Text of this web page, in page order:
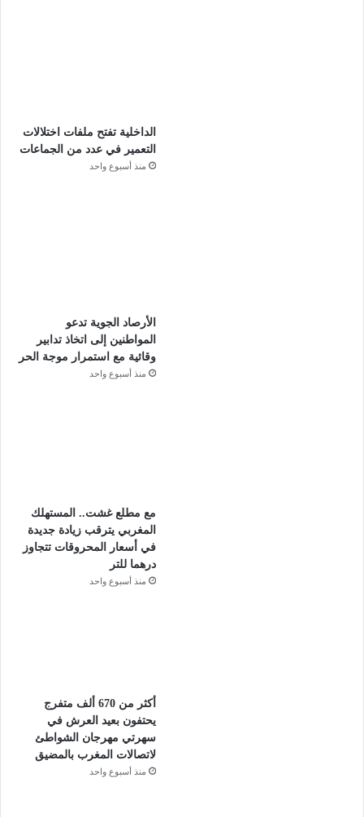
الداخلية تفتح ملفات اختلالات
التعمير في عدد من الجماعات
منذ أسبوع واحد
الأرصاد الجوية تدعو
المواطنين إلى اتخاذ تدابير
وقائية مع استمرار موجة الحر
منذ أسبوع واحد
مع مطلع غشت.. المستهلك
المغربي يترقب زيادة جديدة
في أسعار المحروقات تتجاوز
درهما للتر
منذ أسبوع واحد
أكثر من 670 ألف متفرج
يحتفون بعيد العرش في
سهرتي مهرجان الشواطئ
لاتصالات المغرب بالمضيق
منذ أسبوع واحد